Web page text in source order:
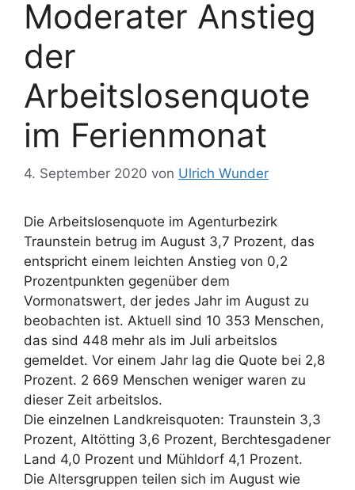
Moderater Anstieg
der
Arbeitslosenquote
im Ferienmonat
4. September 2020 von Ulrich Wunder
Die Arbeitslosenquote im Agenturbezirk
Traunstein betrug im August 3,7 Prozent, das
entspricht einem leichten Anstieg von 0,2
Prozentpunkten gegenüber dem
Vormonatswert, der jedes Jahr im August zu
beobachten ist. Aktuell sind 10 353 Menschen,
das sind 448 mehr als im Juli arbeitslos
gemeldet. Vor einem Jahr lag die Quote bei 2,8
Prozent. 2 669 Menschen weniger waren zu
dieser Zeit arbeitslos.
Die einzelnen Landkreisquoten: Traunstein 3,3
Prozent, Altötting 3,6 Prozent, Berchtesgadener
Land 4,0 Prozent und Mühldorf 4,1 Prozent.
Die Altersgruppen teilen sich im August wie